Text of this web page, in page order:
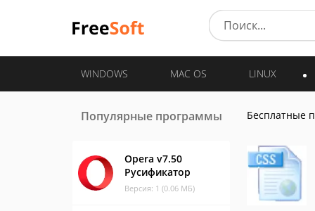
WINDOWS MAC OS LINUX
Популярные программы
Opera v7.50
Русификатор
Версия: 1 (0.06 МБ)
Бесплатные